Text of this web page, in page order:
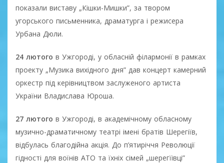
показали виставу „Кішки-Мишки”, за твором
угорського письменника, драматурга і режисера
Урбана Дюли.
24 лютого в Ужгороді, у обласній філармонії в рамках
проекту „Музика вихідного дня” дав концерт камерний
оркестр під керівництвом заслуженого артиста
України Владислава Юроша.
27 лютого в Ужгороді, в академічному обласному
музично-драматичному театрі імені братів Шерегіїв,
відбулась благодійна акція. До п’ятиріччя Революції
гідності для воїнів АТО та їхніх сімей „шерегїівці”